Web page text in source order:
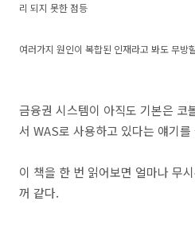
리 되지 못한 점등
여러가지 원인이 복합된 인재라고 봐도 무방
금융권 시스템이 아직도 기본은 코
서 WAS로 사용하고 있다는 얘기를
이 책을 한 번 읽어보면 얼마나 무
꺼 같다.